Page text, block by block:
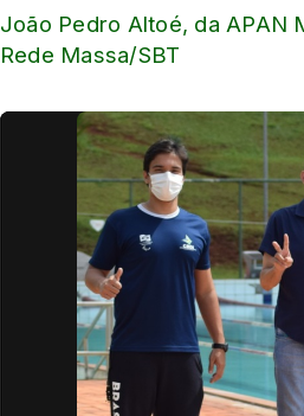
João Pedro Altoé, da APAN
Rede Massa/SBT